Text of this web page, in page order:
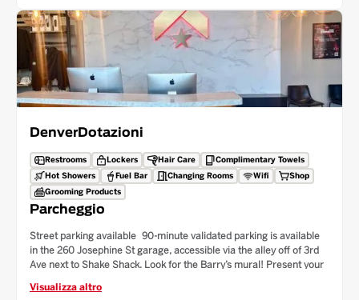
DenverDotazioni
Restrooms Lockers Hair Care
Complimentary Towels
Hot Showers
Fuel Bar Changing Rooms Wifi
Shop
Grooming Products
Parcheggio
Street parking available 90-minute validated parking is available
in the 260 Josephine St garage, accessible via the alley off of 3rd
Ave next to Shake Shack. Look for the Barry’s mural! Present your
parking is also available on 3rd Ave and the surrounding streets.
Visualizza altro